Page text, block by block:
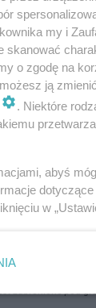
lub dalej
praw.
zabronione pod
my i
skanować
o zgodę na
ją
. Niektóre
abyś
w